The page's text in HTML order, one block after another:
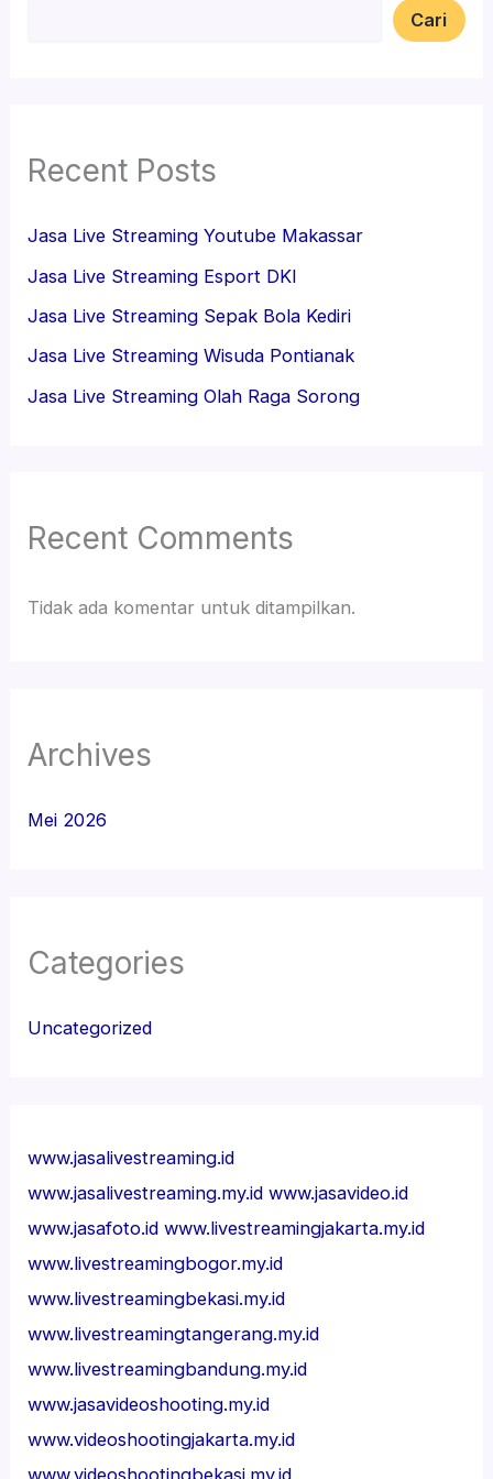
Cari
Recent Posts
Jasa Live Streaming Youtube Makassar
Jasa Live Streaming Esport DKI
Jasa Live Streaming Sepak Bola Kediri
Jasa Live Streaming Wisuda Pontianak
Jasa Live Streaming Olah Raga Sorong
Recent Comments
Tidak ada komentar untuk ditampilkan.
Archives
Mei 2026
Categories
Uncategorized
www.jasalivestreaming.id
www.jasalivestreaming.my.id www.jasavideo.id
www.jasafoto.id www.livestreamingjakarta.my.id
www.livestreamingbogor.my.id
www.livestreamingbekasi.my.id
www.livestreamingtangerang.my.id
www.livestreamingbandung.my.id
www.jasavideoshooting.my.id
www.videoshootingjakarta.my.id